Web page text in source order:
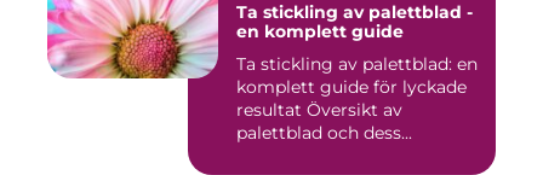
Ta stickling av palettblad -
en komplett guide
Ta stickling av palettblad: en
komplett guide för lyckade
resultat Översikt av
palettblad och dess...